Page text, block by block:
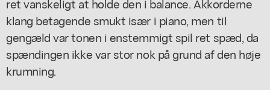
klang betagende smukt især i piano, men til
gengæld var tonen i enstemmigt spil ret spæd, da
spændingen ikke var stor nok på grund af den høje
krumning.